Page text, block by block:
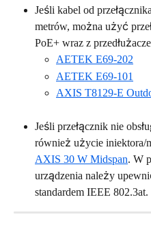
Jeśli kabel od
metrów, można użyć
PoE+ wraz z
AETEK E69-202
AETEK E69-101
AXIS T8129-E
Jeśli przełącznik nie
również użycie iniektora/
AXIS 30 W Midspan. W
urządzenia należy
standardem IEEE 802.3at.